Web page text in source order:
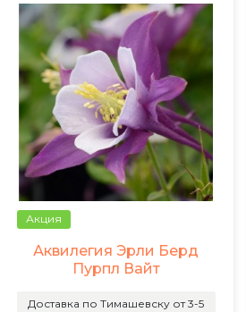
Акция
Аквилегия Эрли Берд
Пурпл Вайт
Доставка по Тимашевску от 3-5